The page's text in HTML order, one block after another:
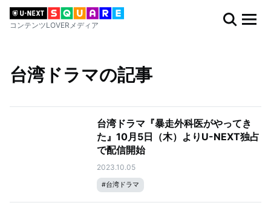
コンテンツLOVERメディア
台湾ドラマの記事
台湾ドラマ『暴走外科医がやってき
た』10月5日（木）よりU-NEXT独占
で配信開始
2023.10.05
#台湾ドラマ